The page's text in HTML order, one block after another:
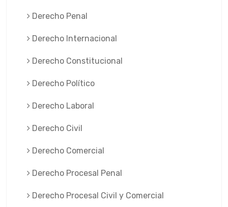
Derecho Penal
Derecho Internacional
Derecho Constitucional
Derecho Político
Derecho Laboral
Derecho Civil
Derecho Comercial
Derecho Procesal Penal
Derecho Procesal Civil y Comercial